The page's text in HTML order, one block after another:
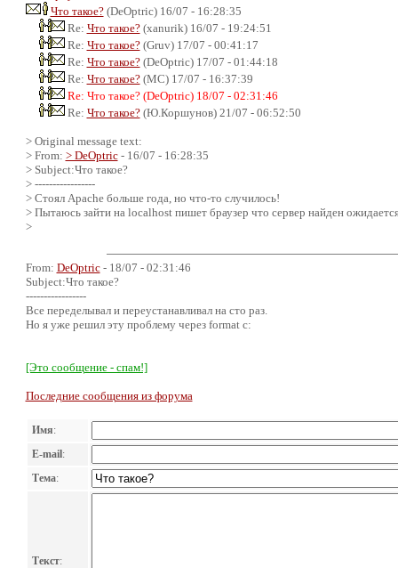
Что такое?(DeOptric) 16/07 - 16:28:35
Re: Что такое?(xanurik) 16/07 - 19:24:51
Re: Что такое?(Gruv) 17/07 - 00:41:17
Re: Что такое?(DeOptric) 17/07 - 01:44:18
Re: Что такое?(MC) 17/07 - 16:37:39
Re: Что такое? (DeOptric) 18/07 - 02:31:46
Re: Что такое?(Ю.Коршунов) 21/07 - 06:52:50
> Original message text:
> From: > DeOptric- 16/07 - 16:28:35
> Subject:Что такое?
> -----------------
> Стоял Apache больше года, но что-то случилось!
> Пытаюсь зайти на localhost пишет браузер что сервер найден
>
From: DeOptric- 18/07 - 02:31:46
Subject:Что такое?
-----------------
Все переделывал и переустанавливал на сто раз.
Но я уже решил эту проблему через format c:
[Это сообщение - спам!]
Последние сообщения из форума
Имя:
E-mail:
Тема:
Текст: